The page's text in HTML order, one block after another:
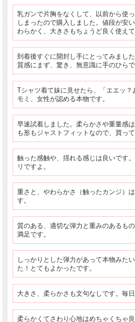
乳ガンで片胸をなくして、以前から使
しまったので購入しました。値段が安
わらかく、大きさもちょうど良く使えて
到着後すぐに開封し手にとってみまし
質感にまず、驚き、無意識に手のひら
Tシャツ着て妹に見せたら、「エエッ？
モミ、女性が認める本物です。
早速試着しました。柔らかさや重量感
も形もジャストフィットなので、買っ
触った感触や、揺れる感じは良いです
リですよ。
重さと、やわらかさ（触ったカンジ）
す。
質のある、適切な弾力と重みのあるも
満足です。
しっかりとした弾力があって本物みた
た！とてもよかったです。
大きさ、柔らかさも文句なしです。毎日
柔らかくてさわり心地はめちゃくちゃ